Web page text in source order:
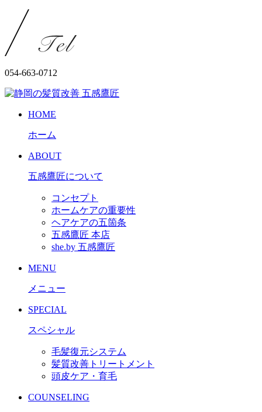
054-663-0712
HOME
ホーム
ABOUT
五感鷹匠について
コンセプト
ホームケアの重要性
ヘアケアの五箇条
五感鷹匠 本店
she.by 五感鷹匠
MENU
メニュー
SPECIAL
スペシャル
毛髪復元システム
髪質改善トリートメント
頭皮ケア・育毛
COUNSELING